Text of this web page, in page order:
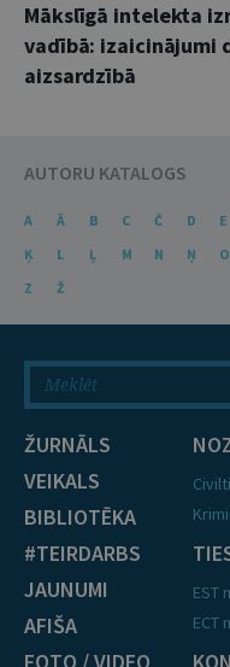
Mākslīgā intelekta
vadībā: izaicinājumi
aizsardzībā
AUTORU KATALOGS
A Ā B C Č D E
Ķ
L Ļ M N Ņ O
Z
Ž
ŽURNĀLS
VEIKALS
BIBLIOTĒKA
#TEIRDARBS
JAUNUMI
AFIŠA
EST
ECT